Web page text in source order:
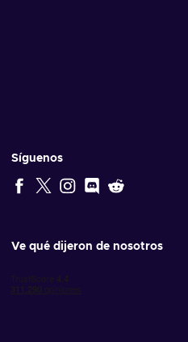
Síguenos
Ve qué dijeron de nosotros